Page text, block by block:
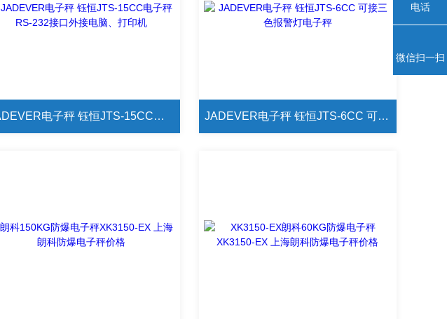
JADEVER电子秤 钰恒JTS-15CC电子秤 RS-232接口外接电脑、打印机 JADEVER电子秤 钰恒JTS-6CC 可接三色报警灯电子秤
电话
微信扫一扫